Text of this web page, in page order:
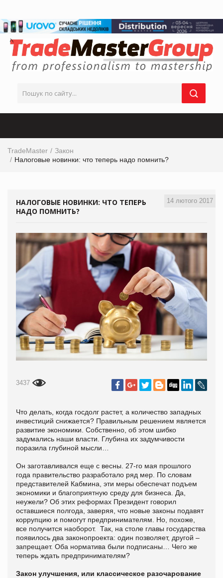
TradeMaster
Закон
Налоговые новинки: что теперь надо помнить?
14 лютого 2017
НАЛОГОВЫЕ НОВИНКИ: ЧТО ТЕПЕРЬ
НАДО ПОМНИТЬ?
3437
Что делать, когда госдолг растет, а количество западных
инвестиций снижается? Правильным решением является
развитие экономики. Собственно, об этом шибко
задумались наши власти. Глубина их задумчивости
поразила глубиной мысли…
Он заготавливался еще с весны. 27-го мая прошлого
года правительство разработало ряд мер. По словам
представителей Кабмина, эти меры обеспечат подъем
экономики и благоприятную среду для бизнеса. Да,
неужели? Об этих реформах Президент говорил
оставшиеся полгода, заверяя, что новые законы подавят
коррупцию и помогут предпринимателям. Но, похоже,
все получится наоборот. Так, на столе главы государства
появилось два законопроекта: один позволяет, другой –
запрещает. Оба норматива были подписаны… Чего же
теперь ждать предпринимателям?
Закон улучшения, или классическое разочарование